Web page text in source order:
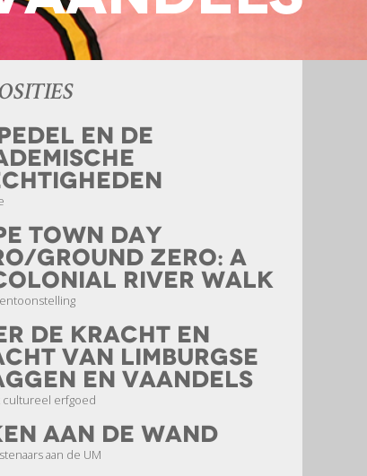
en de
Town Day
Ground Zero: A
River Walk
de kracht en
van Limburgse
en vaandels
cultureel erfgoed
aan de wand
aan de UM